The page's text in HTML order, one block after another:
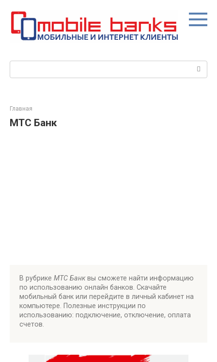
Главная
МТС Банк
В рубрике МТС Банквы сможете найти информацию
по использованию онлайн банков. Скачайте
мобильный банк или перейдите в личный кабинет на
компьютере. Полезные инструкции по
использованию: подключение, отключение, оплата
счетов.